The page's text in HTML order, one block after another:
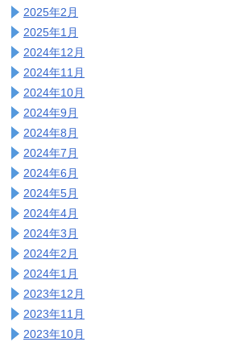
2025年2月
2025年1月
2024年12月
2024年11月
2024年10月
2024年9月
2024年8月
2024年7月
2024年6月
2024年5月
2024年4月
2024年3月
2024年2月
2024年1月
2023年12月
2023年11月
2023年10月